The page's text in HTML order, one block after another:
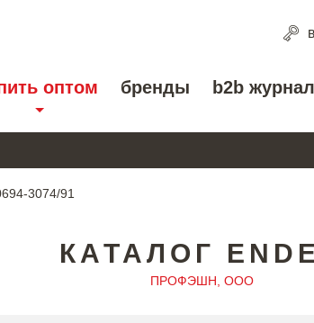
оптом бренды b2b журнал
3074/91
КАТАЛОГ
ПРОФЭШН, ООО